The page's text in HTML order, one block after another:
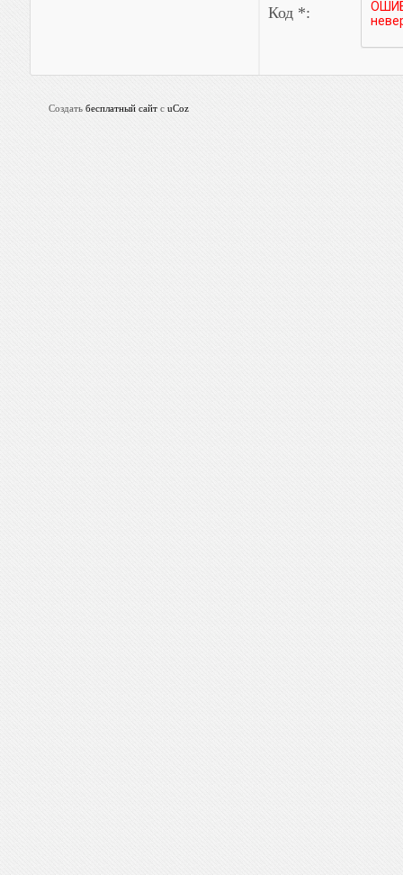
Код *:
Создать бесплатный сайт с uCoz